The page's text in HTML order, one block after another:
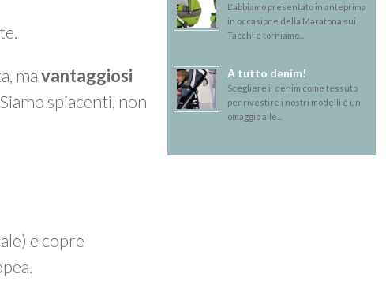
mavantaggiosi
spiacenti, non
e copre
L'abbiamo presentato in anteprima
in occasione della Maratona sui
Tacchi e torniamo...
A tutto denim!
Scegliere il denim come tessuto
per rivestire i nostri modelli è un
omaggio alle...